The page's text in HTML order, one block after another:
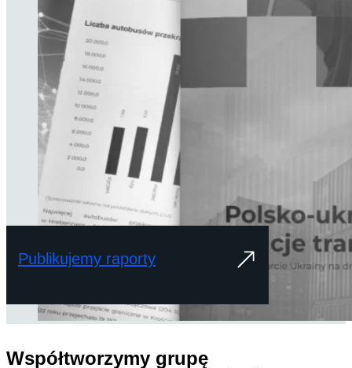
Publikujemy raporty
Współtworzymy grupę